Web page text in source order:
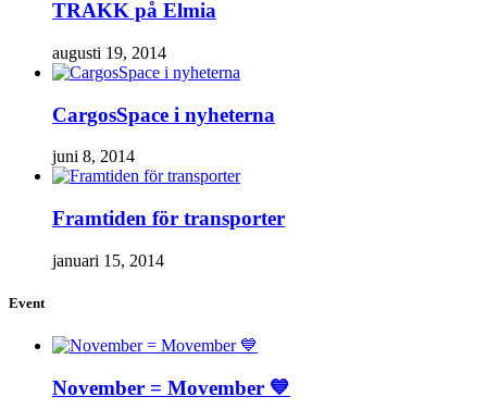
TRAKK på Elmia
augusti 19, 2014
CargosSpace i nyheterna
juni 8, 2014
Framtiden för transporter
januari 15, 2014
Event
November = Movember 💙